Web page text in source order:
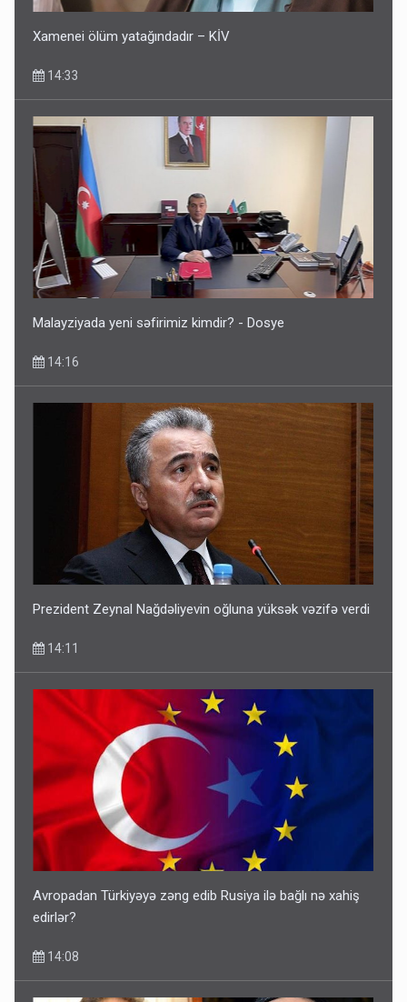
Xamenei ölüm yatağındadır – KİV
14:33
Malayziyada yeni səfirimiz kimdir? - Dosye
14:16
Prezident Zeynal Nağdəliyevin oğluna yüksək vəzifə verdi
14:11
Avropadan Türkiyəyə zəng edib Rusiya ilə bağlı nə xahiş
edirlər?
14:08